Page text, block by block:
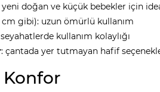
yeni doğan ve küçük bebekler için
cm gibi): uzun ömürlü kullanım
kullanım kolaylığı
: çantada yer tutmayan hafif